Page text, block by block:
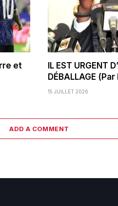
et
IL EST URGENT
DÉBALLAGE
15 JUILLET 2026
ADD A COMMENT